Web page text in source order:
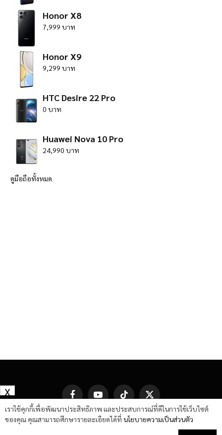
Honor X8
7,999 บาท
Honor X9
9,299 บาท
HTC Desire 22 Pro
0 บาท
Huawei Nova 10 Pro
24,990 บาท
ดูมือถือทั้งหมด
FacebookYouTube TikTok
X
(Twitter)
เราใช้คุกกี้เพื่อพัฒนาประสิทธิภาพ และประสบการณ์ที่ดีในการใช้เว็บไซต์
ของคุณ คุณสามารถศึกษารายละเอียดได้ที่ นโยบายความเป็นส่วนตัว
X